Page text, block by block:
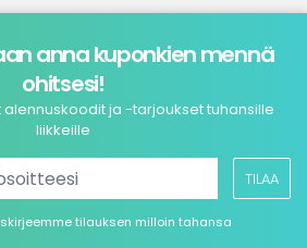
anna kuponkien mennä
ohitsesi!
ja -tarjoukset tuhansille
liikkeille
TILAA
tilauksen milloin tahansa